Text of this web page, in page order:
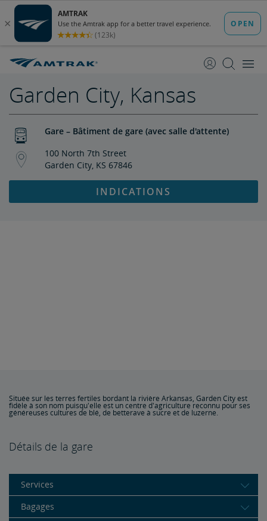
contenu
la
Garden City, Kansas
Gare – Bâtiment de gare (avec salle d'attente)
100 North 7th Street
Garden City, KS 67846
INDICATIONS
Située sur les terres fertiles bordant la rivière Arkansas, Garden City est
fidèle à son nom puisqu'elle est un centre d'agriculture reconnu pour ses
généreuses cultures de blé, de betterave à sucre et de luzerne.
Détails de la gare
Services
Bagages